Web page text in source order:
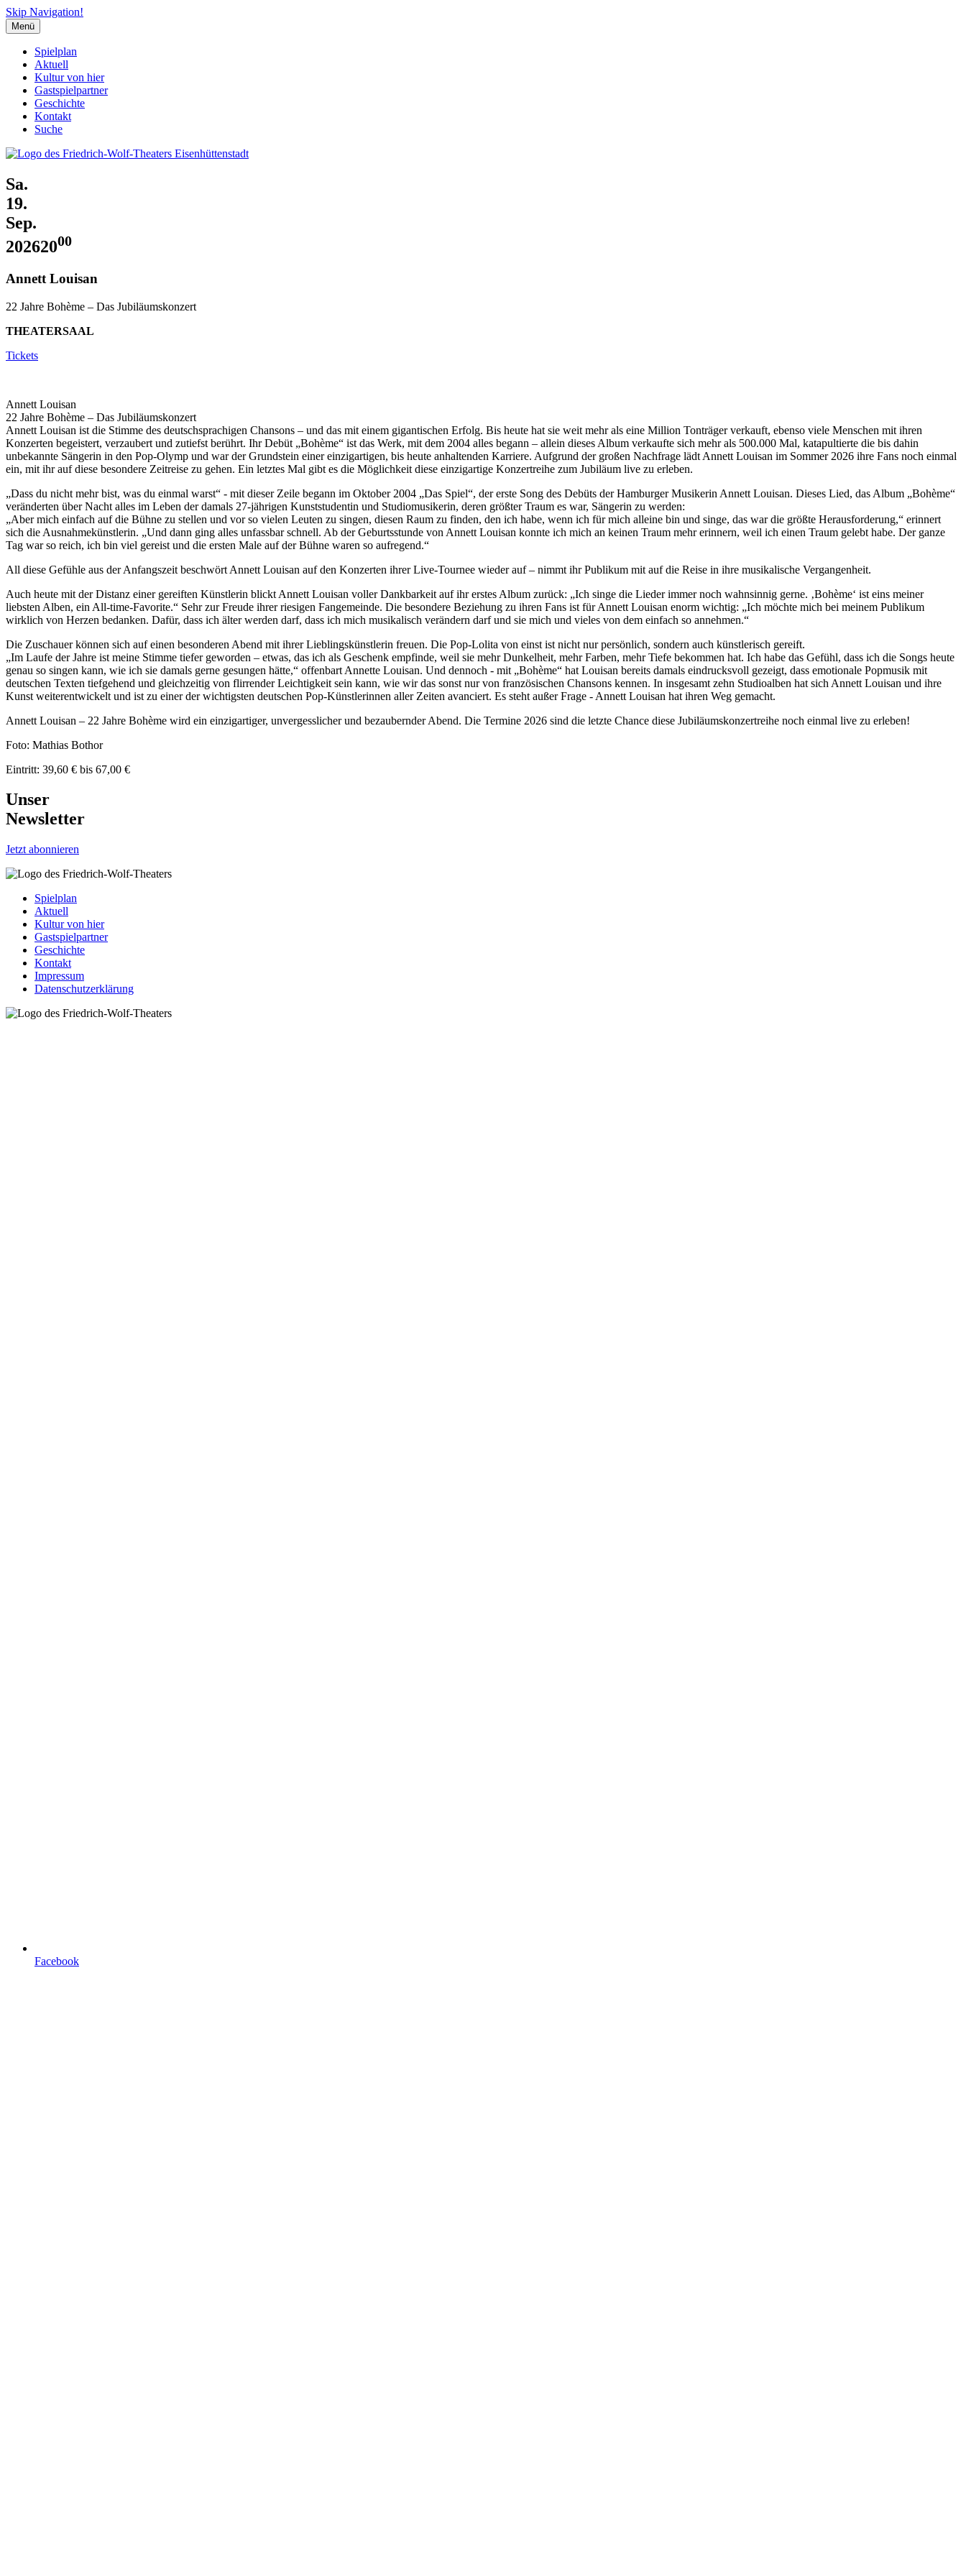
Skip Navigation!
Menü
Spielplan
Aktuell
Kultur von hier
Gastspielpartner
Geschichte
Kontakt
Suche
Sa.
19.
Sep.
20262000
Annett Louisan
22 Jahre Bohème – Das Jubiläumskonzert
THEATERSAAL
Tickets
Annett Louisan
22 Jahre Bohème – Das Jubiläumskonzert
Annett Louisan ist die Stimme des deutschsprachigen Chansons – und das mit einem gigantischen Erfolg. Bis heute hat sie weit mehr als eine Million Tonträger verkauft, ebenso viele Menschen mit ihren
Konzerten begeistert, verzaubert und zutiefst berührt. Ihr Debüt „Bohème“ ist das Werk, mit dem 2004 alles begann – allein dieses Album verkaufte sich mehr als 500.000 Mal, katapultierte die bis dahin
unbekannte Sängerin in den Pop-Olymp und war der Grundstein einer einzigartigen, bis heute anhaltenden Karriere. Aufgrund der großen Nachfrage lädt Annett Louisan im Sommer 2026 ihre Fans noch einmal
ein, mit ihr auf diese besondere Zeitreise zu gehen. Ein letztes Mal gibt es die Möglichkeit diese einzigartige Konzertreihe zum Jubiläum live zu erleben.
„Dass du nicht mehr bist, was du einmal warst“ - mit dieser Zeile begann im Oktober 2004 „Das Spiel“, der erste Song des Debüts der Hamburger Musikerin Annett Louisan. Dieses Lied, das Album „Bohème“
veränderten über Nacht alles im Leben der damals 27-jährigen Kunststudentin und Studiomusikerin, deren größter Traum es war, Sängerin zu werden:
„Aber mich einfach auf die Bühne zu stellen und vor so vielen Leuten zu singen, diesen Raum zu finden, den ich habe, wenn ich für mich alleine bin und singe, das war die größte Herausforderung,“ erinnert
sich die Ausnahmekünstlerin. „Und dann ging alles unfassbar schnell. Ab der Geburtsstunde von Annett Louisan konnte ich mich an keinen Traum mehr erinnern, weil ich einen Traum gelebt habe. Der ganze
Tag war so reich, ich bin viel gereist und die ersten Male auf der Bühne waren so aufregend.“
All diese Gefühle aus der Anfangszeit beschwört Annett Louisan auf den Konzerten ihrer Live-Tournee wieder auf – nimmt ihr Publikum mit auf die Reise in ihre musikalische Vergangenheit.
Auch heute mit der Distanz einer gereiften Künstlerin blickt Annett Louisan voller Dankbarkeit auf ihr erstes Album zurück: „Ich singe die Lieder immer noch wahnsinnig gerne. ‚Bohème‘ ist eins meiner
liebsten Alben, ein All-time-Favorite.“ Sehr zur Freude ihrer riesigen Fangemeinde. Die besondere Beziehung zu ihren Fans ist für Annett Louisan enorm wichtig: „Ich möchte mich bei meinem Publikum
wirklich von Herzen bedanken. Dafür, dass ich älter werden darf, dass ich mich musikalisch verändern darf und sie mich und vieles von dem einfach so annehmen.“
Die Zuschauer können sich auf einen besonderen Abend mit ihrer Lieblingskünstlerin freuen. Die Pop-Lolita von einst ist nicht nur persönlich, sondern auch künstlerisch gereift.
„Im Laufe der Jahre ist meine Stimme tiefer geworden – etwas, das ich als Geschenk empfinde, weil sie mehr Dunkelheit, mehr Farben, mehr Tiefe bekommen hat. Ich habe das Gefühl, dass ich die Songs heute
genau so singen kann, wie ich sie damals gerne gesungen hätte,“ offenbart Annette Louisan. Und dennoch - mit „Bohème“ hat Louisan bereits damals eindrucksvoll gezeigt, dass emotionale Popmusik mit
deutschen Texten tiefgehend und gleichzeitig von flirrender Leichtigkeit sein kann, wie wir das sonst nur von französischen Chansons kennen. In insgesamt zehn Studioalben hat sich Annett Louisan und ihre
Kunst weiterentwickelt und ist zu einer der wichtigsten deutschen Pop-Künstlerinnen aller Zeiten avanciert. Es steht außer Frage - Annett Louisan hat ihren Weg gemacht.
Annett Louisan – 22 Jahre Bohème wird ein einzigartiger, unvergesslicher und bezaubernder Abend. Die Termine 2026 sind die letzte Chance diese Jubiläumskonzertreihe noch einmal live zu erleben!
Foto: Mathias Bothor
Eintritt: 39,60 € bis 67,00 €
Unser
Newsletter
Jetzt abonnieren
Spielplan
Aktuell
Kultur von hier
Gastspielpartner
Geschichte
Kontakt
Impressum
Datenschutzerklärung
Facebook